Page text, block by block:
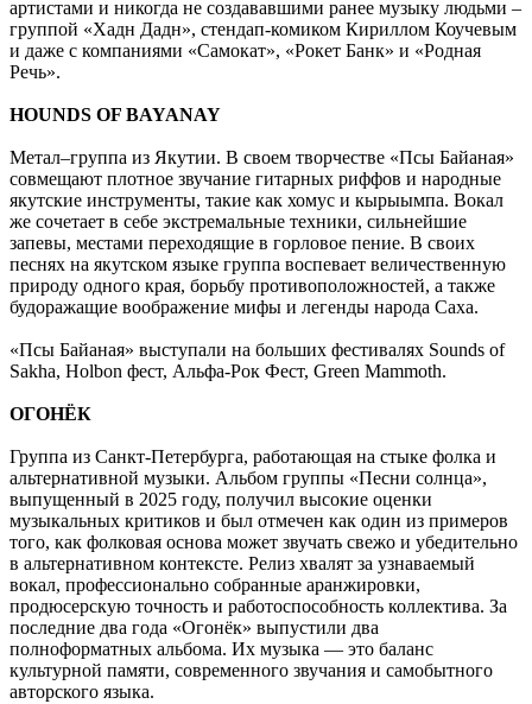
артистами и никогда не создававшими ранее музыку людьми –
группой «Хадн Дадн», стендап-комиком Кириллом Коучевым
и даже с компаниями «Самокат», «Рокет Банк» и «Родная
Речь».
HOUNDS OF BAYANAY
Метал–группа из Якутии. В своем творчестве «Псы Байаная»
совмещают плотное звучание гитарных риффов и народные
якутские инструменты, такие как хомус и кырыымпа. Вокал
же сочетает в себе экстремальные техники, сильнейшие
запевы, местами переходящие в горловое пение. В своих
песнях на якутском языке группа воспевает величественную
природу одного края, борьбу противоположностей, а также
будоражащие воображение мифы и легенды народа Саха.
«Псы Байаная» выступали на больших фестивалях Sounds of
Sakha, Holbon фест, Альфа-Рок Фест, Green Mammoth.
ОГОНЁК
Группа из Санкт-Петербурга, работающая на стыке фолка и
альтернативной музыки. Альбом группы «Песни солнца»,
выпущенный в 2025 году, получил высокие оценки
музыкальных критиков и был отмечен как один из примеров
того, как фолковая основа может звучать свежо и убедительно
в альтернативном контексте. Релиз хвалят за узнаваемый
вокал, профессионально собранные аранжировки,
продюсерскую точность и работоспособность коллектива. За
последние два года «Огонёк» выпустили два
полноформатных альбома. Их музыка — это баланс
культурной памяти, современного звучания и самобытного
авторского языка.